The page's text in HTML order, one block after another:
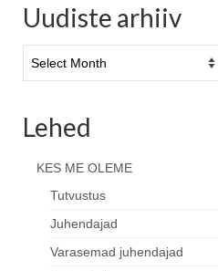
Uudiste arhiiv
arhiiv
Lehed
KES ME OLEME
Tutvustus
Juhendajad
Varasemad juhendajad